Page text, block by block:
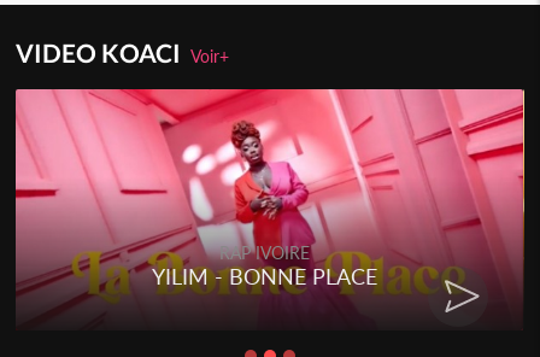
VIDEO KOACIVoir+
RAP IVOIRE
YILIM - BONNE PLACE